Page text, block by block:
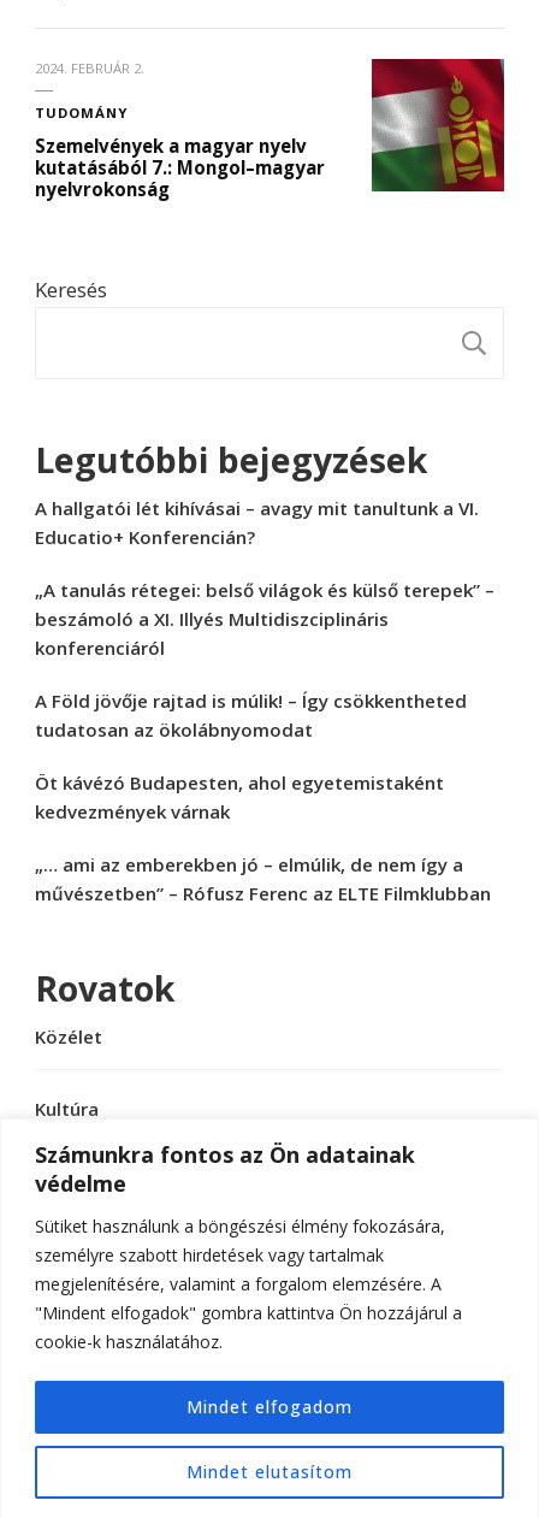
Számunkra fontos az Ön adatainak
védelme
Sütiket használunk a böngészési élmény fokozására,
személyre szabott hirdetések vagy tartalmak
megjelenítésére, valamint a forgalom elemzésére. A
"Mindent elfogadok" gombra kattintva Ön hozzájárul a
cookie-k használatához.
Mindet elutasítom
Mindet elfogadom
2024. FEBRUÁR 2.
TUDOMÁNY
Szemelvények a magyar nyelv
kutatásából 7.: Mongol–magyar
nyelvrokonság
Keresés
Legutóbbi bejegyzések
A hallgatói lét kihívásai – avagy mit tanultunk a VI.
Educatio+ Konferencián?
„A tanulás rétegei: belső világok és külső terepek” –
beszámoló a XI. Illyés Multidiszciplináris
konferenciáról
A Föld jövője rajtad is múlik! – Így csökkentheted
tudatosan az ökolábnyomodat
Öt kávézó Budapesten, ahol egyetemistaként
kedvezmények várnak
„… ami az emberekben jó – elmúlik, de nem így a
művészetben” – Rófusz Ferenc az ELTE Filmklubban
Rovatok
Közélet
Kultúra
Sport
Tudomány
© Szerzői jog 2026ELTE Online
fenntartva.Hello Fashion | FejlesztetteBlossom
Themes.Készítette: WordPress